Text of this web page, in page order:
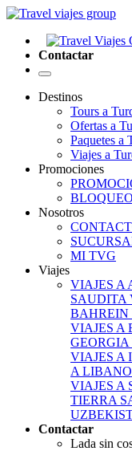
Contactar
Destinos
Tours a
Ofertas a
Paquetes a
Viajes a
Promociones
Nosotros
MI TVG
Viajes
VIAJES A
SAUDITA
BAHREIN
VIAJES A
GEORGIA
VIAJES A
A LIBANO
VIAJES A
TIERRA
Contactar
Lada sin